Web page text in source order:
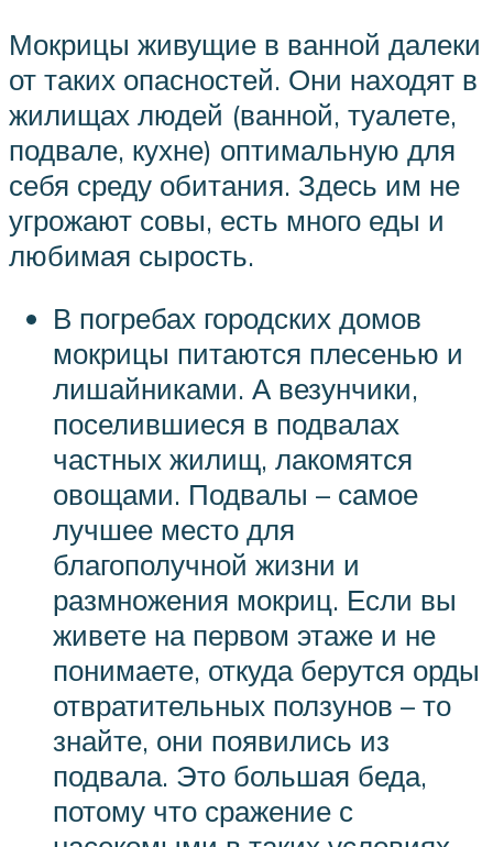
Мокрицы живущие в ванной далеки
от таких опасностей. Они находят в
жилищах людей (ванной, туалете,
подвале, кухне) оптимальную для
себя среду обитания. Здесь им не
угрожают совы, есть много еды и
любимая сырость.
В погребах городских домов
мокрицы питаются плесенью и
лишайниками. А везунчики,
поселившиеся в подвалах
частных жилищ, лакомятся
овощами. Подвалы – самое
лучшее место для
благополучной жизни и
размножения мокриц. Если вы
живете на первом этаже и не
понимаете, откуда берутся орды
отвратительных ползунов – то
знайте, они появились из
подвала. Это большая беда,
потому что сражение с